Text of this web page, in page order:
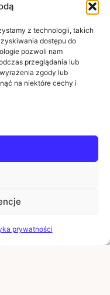
z technologii, takich
dostępu do
pozwoli nam
przeglądania lub
zgody lub
na niektóre cechy i
prywatności